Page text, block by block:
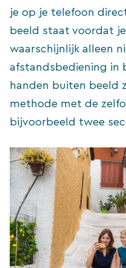
je op je telefoon
beeld staat voordat
waarschijnlijk alleen
afstandsbediening in
handen buiten beeld
methode met de
bijvoorbeeld twee